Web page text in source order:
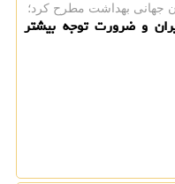
جهانی بهداشت مطرح كرد؛
ایران و ضرورت توجه بیشتر